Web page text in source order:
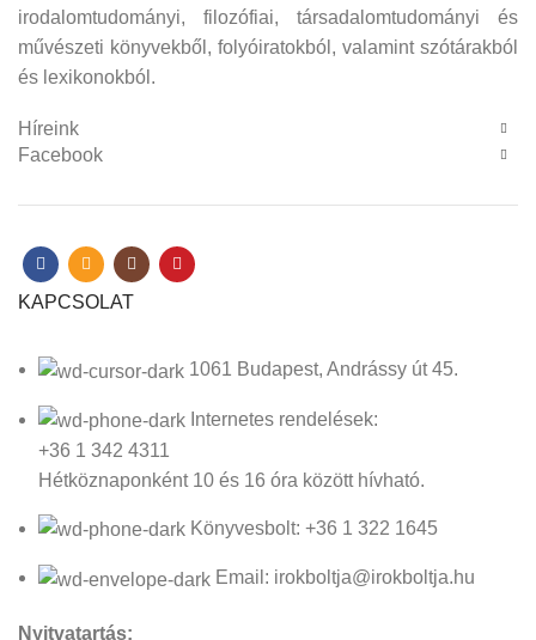
irodalomtudományi, filozófiai, társadalomtudományi és
művészeti könyvekből, folyóiratokból, valamint szótárakból
és lexikonokból.
Híreink
Facebook
KAPCSOLAT
1061 Budapest, Andrássy út 45.
Internetes rendelések:
+36 1 342 4311
Hétköznaponként 10 és 16 óra között hívható.
Könyvesbolt: +36 1 322 1645
Email: irokboltja@irokboltja.hu
Nyitvatartás: